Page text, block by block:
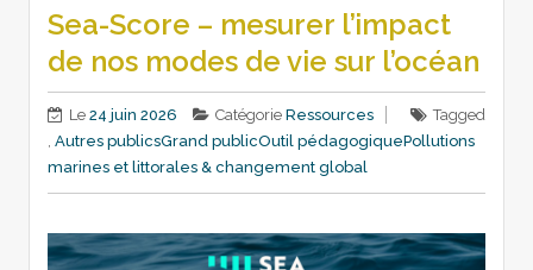
Sea-Score – mesurer l’impact
de nos modes de vie sur l’océan
Le 24 juin 2026 Catégorie Ressources
Tagged
, Autres publicsGrand publicOutil pédagogiquePollutions
marines et littorales & changement global